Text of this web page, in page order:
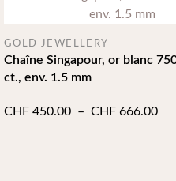
Chaîne Singapour, or blanc
ct., env. 1.5 mm
GOLD JEWELLERY
CHF 450.00 – CHF 666.00